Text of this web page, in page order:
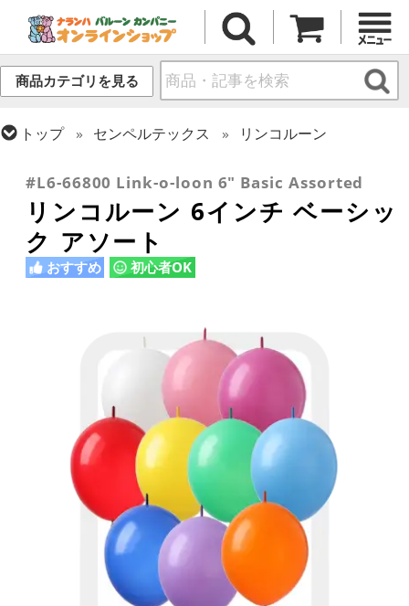
商品カテゴリを見る
トップ センペルテックス
リンコルーン
#L6-66800 Link-o-loon 6" Basic Assorted
リンコルーン 6インチ ベーシッ
ク アソート
おすすめ 初心者OK